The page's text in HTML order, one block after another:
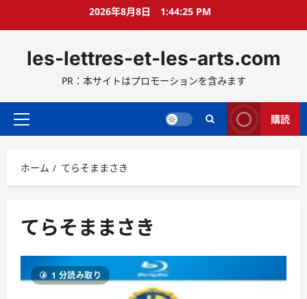
ス
ッ
2026年8月8日 1:44:26 PM
les-lettres-et-les-arts.com
PR：本サイトはプロモーションを含みます
メ
メ
ニ
ー
購読
ホーム てらそままさき
てらそままさき
1 分読み取り